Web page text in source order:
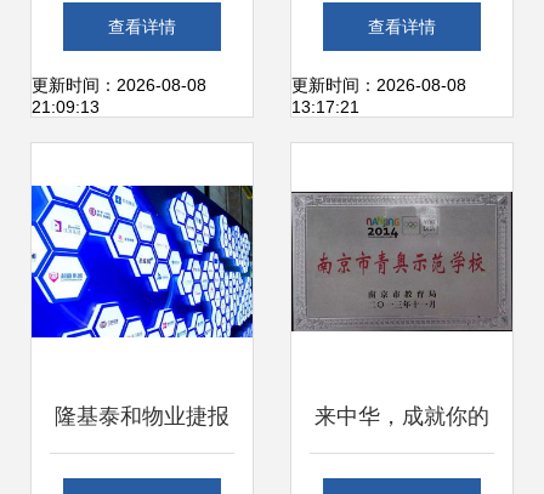
动 爱心捐赠汇聚脱
贫力量，各界共筑
查看详情
更新时间：2026-08-08
21:09:13
推 | 北京兴银龙物
业管理中心 构筑绿
生态之美
查看详情
更新时间：2026-08-08
13:17:21
隆基泰和物业捷报 来中华，成就你的